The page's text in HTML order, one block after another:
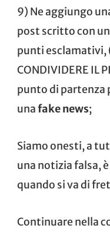
9) Ne aggiungo
post scritto con
punti esclamativi,
CONDIVIDERE IL
punto di partenza
unafake news;
Siamo onesti, a
una notizia falsa,
quando si va di
Continuare nella